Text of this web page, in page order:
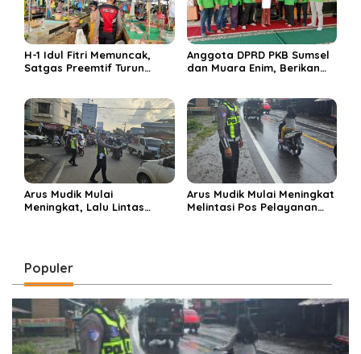
H-1 Idul Fitri Memuncak,
Satgas Preemtif Turun
Anggota DPRD PKB Sumsel
dan Muara Enim, Berikan
Arus Mudik Mulai
Meningkat, Lalu Lintas
Arus Mudik Mulai Meningkat
Melintasi Pos Pelayanan
Populer